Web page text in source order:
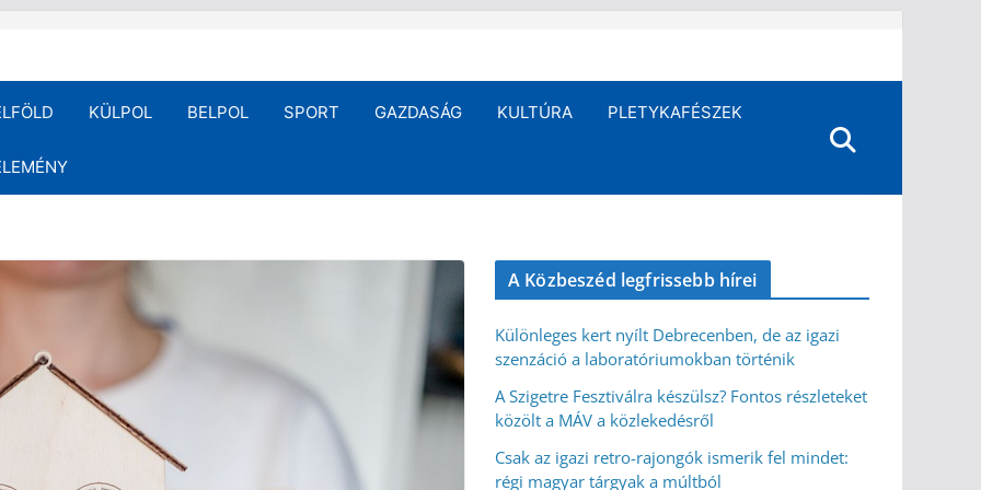
KÜLPOL BELPOL SPORT GAZDASÁG KULTÚRA PLETYKAFÉSZEK
A Közbeszéd legfrissebb hírei
Különleges kert nyílt Debrecenben, de az igazi
szenzáció a laboratóriumokban történik
A Szigetre Fesztiválra készülsz? Fontos részleteket
közölt a MÁV a közlekedésről
Csak az igazi retro-rajongók ismerik fel mindet:
régi magyar tárgyak a múltból